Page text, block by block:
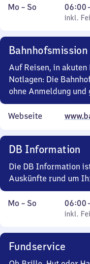
Montag
Mo – So,
inkl. Feiertage
06:00
Von
6
22
Uhr
15
inkl.
Bahnhofsmission
Auf Reisen, in
Notlagen: Die
ohne Anmeldung und
Webseite
DB Information
Die DB Information
Auskünfte rund um
Montag
Mo – So,
inkl. Feiertage
06:00
Von
6
22
Uhr
inkl.
Fundservice